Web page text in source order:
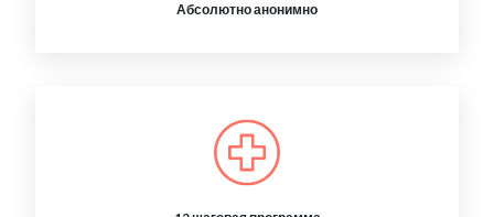
Абсолютно анонимно